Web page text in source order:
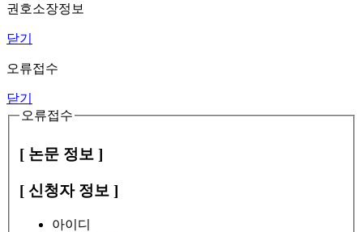
권호소장정보
닫기
오류접수
닫기
오류접수
[ 논문 정보 ]
[ 신청자 정보 ]
아이디